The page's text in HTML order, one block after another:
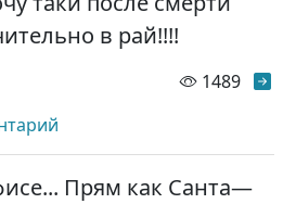
в рай!!!!
1489
Прям как Санта—